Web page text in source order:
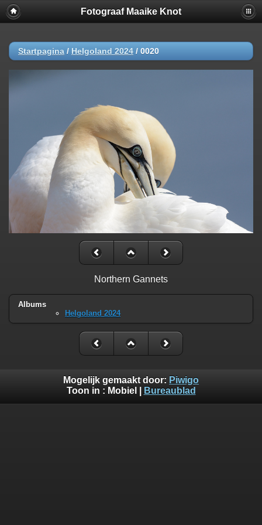
Fotograaf Maaike Knot
Startpagina / Helgoland 2024 / 0020
Northern Gannets
Albums
Helgoland 2024
Mogelijk gemaakt door: Piwigo
Toon in : Mobiel Bureaublad